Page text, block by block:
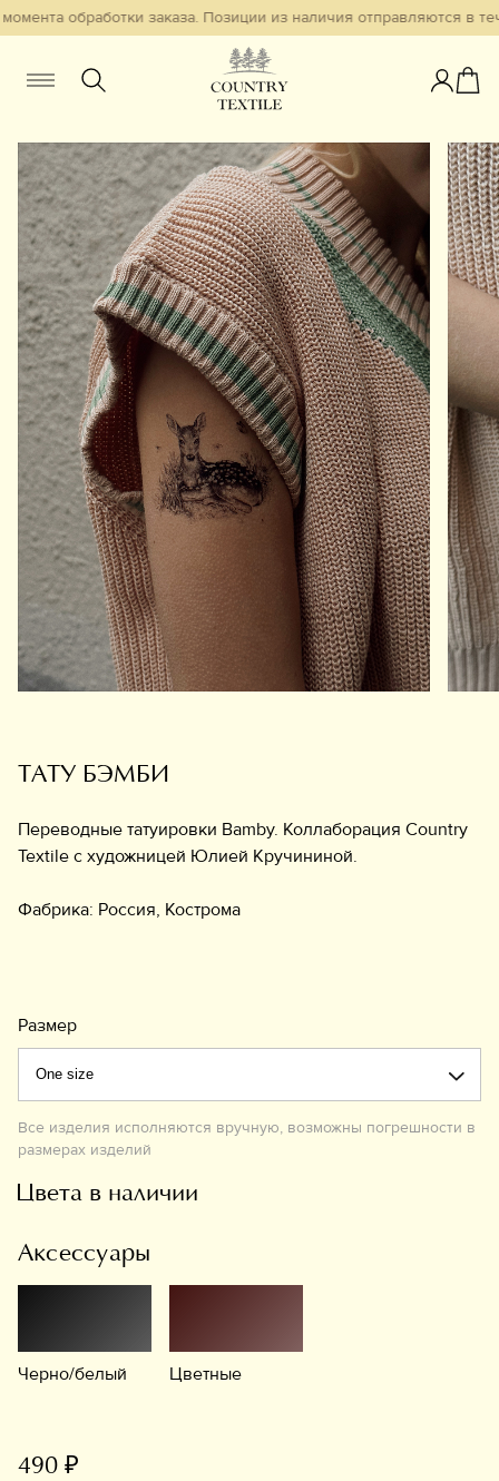
обработки заказа. Позиции из наличия отправляются в
ЖенщинамМужчинамДетям
Смотреть всё Избранное
Новинки
В наличии
Бестселлеры
Одежда
Обувь
Аксессуары
Украшения
Информация
ТАТУ БЭМБИ
Переводные татуировки Bamby. Коллаборация Country
Textile с художницей Юлией Кручининой.
Фабрика: Россия, Кострома
Размер
Все изделия исполняются вручную, возможны погрешности в
размерах изделий
Цвета в наличии
Аксессуары
Черно/белый Цветные
490 ₽